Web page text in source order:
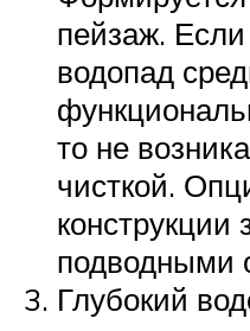
пейзаж. Если
водопад
то не
чисткой.
конструкции
подводными
Глубокий